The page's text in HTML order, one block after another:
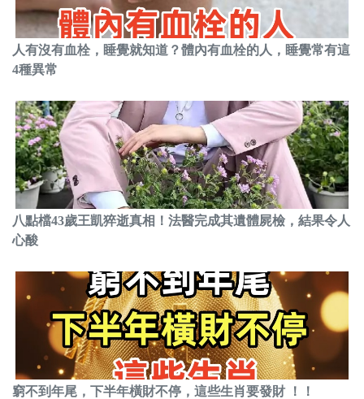
人有沒有血栓，睡覺就知道？體內有血栓的人，睡覺常有這
4種異常
八點檔43歲王凱猝逝真相！法醫完成其遺體屍檢，結果令人
心酸
窮不到年尾，下半年橫財不停，這些生肖要發財 ！！